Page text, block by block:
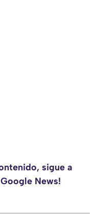
sigue a
News!